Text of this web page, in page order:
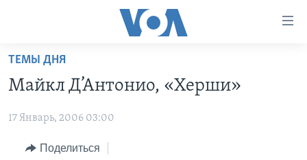
Перейти
основной
Перейти
ПРОГРАММЫ
АМЕРИКА
НОВОСТИ ЗА МИНУТУ
ПРОЕКТЫ
УЧИМ АНГЛИЙСКИЙ
ЭКСПЕРТИЗА
ТЕМЫ ДНЯ
Майкл Д’Антонио, «Херши»
17 Январь, 2006 03:00
Поделиться